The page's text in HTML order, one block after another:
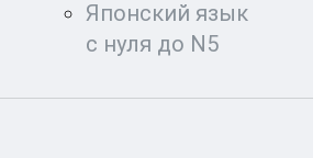
Японский язык
с нуля до N5